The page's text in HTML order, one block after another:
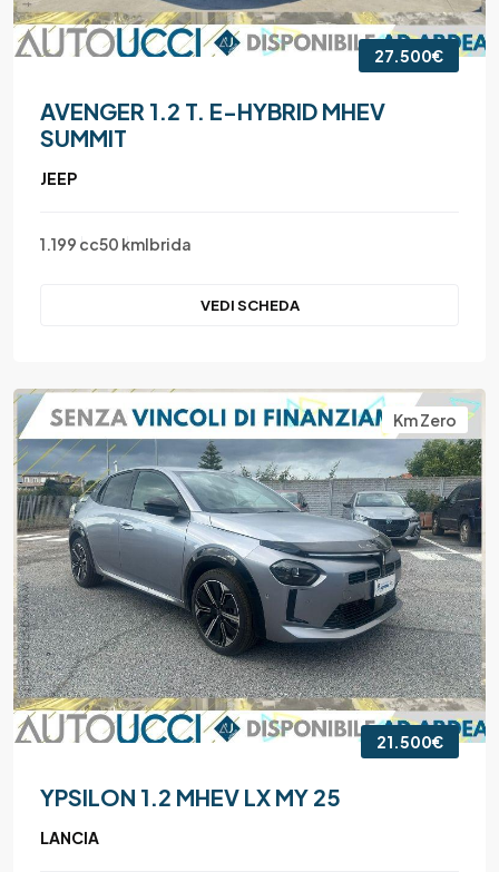
27.500€
AVENGER 1.2 T. E-HYBRID MHEV
SUMMIT
JEEP
1.199 cc50 kmIbrida
VEDI SCHEDA
Km Zero
21.500€
YPSILON 1.2 MHEV LX MY 25
LANCIA